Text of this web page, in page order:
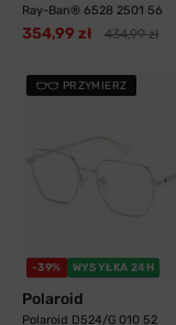
Ray-Ban® 6528 2501 56
354,99 zł 434,99 zł
PRZYMIERZ
-39% WYSYŁKA 24H
Polaroid
Polaroid D524/G 010 52